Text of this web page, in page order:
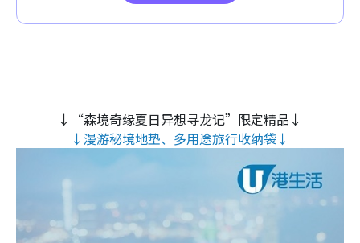
↓“森境奇缘夏日异想寻龙记”限定精品↓
↓漫游秘境地垫、多用途旅行收纳袋↓